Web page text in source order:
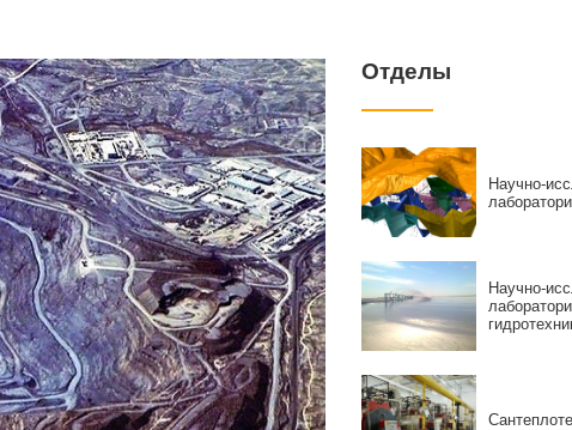
Отделы
Научно-
Научно-